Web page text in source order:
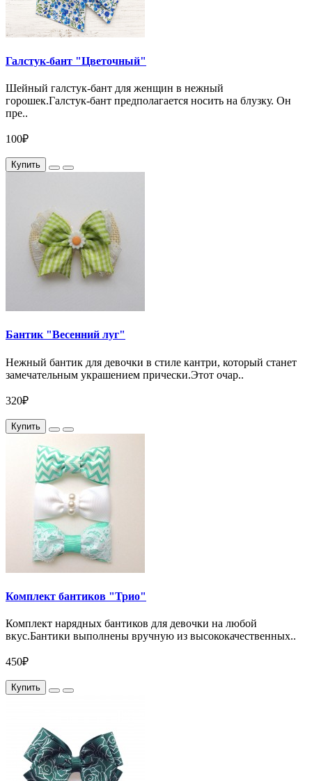
Галстук-бант "Цветочный"
Шейный галстук-бант для женщин в нежный
горошек.Галстук-бант предполагается носить на блузку. Он
пре..
100₽
Купить
Бантик "Весенний луг"
Нежный бантик для девочки в стиле кантри, который станет
замечательным украшением прически.Этот очар..
320₽
Купить
Комплект бантиков "Трио"
Комплект нарядных бантиков для девочки на любой
вкус.Бантики выполнены вручную из высококачественных..
450₽
Купить